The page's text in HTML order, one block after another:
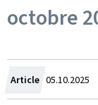
octobre
Article Crée
le
05.10.2025